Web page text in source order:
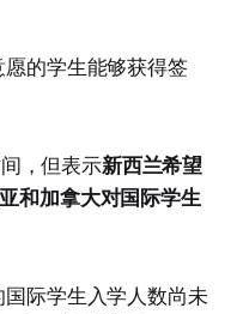
愿的学生能够获得签
，但表示新西兰希望
和加拿大对国际学生
际学生入学人数尚未